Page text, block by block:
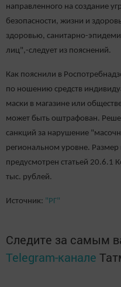
направленного на создание
безопасности, жизни и
здоровью, санитарно-
лиц",-следует из пояснений.
Как пояснили в
по ношению средств
маски в магазине или
может быть оштрафован.
санкций за нарушение
региональном уровне.
предусмотрен статьей 20.6.1
тыс. рублей.
Источник: "РГ"
Следите за самым
Telegram-канале